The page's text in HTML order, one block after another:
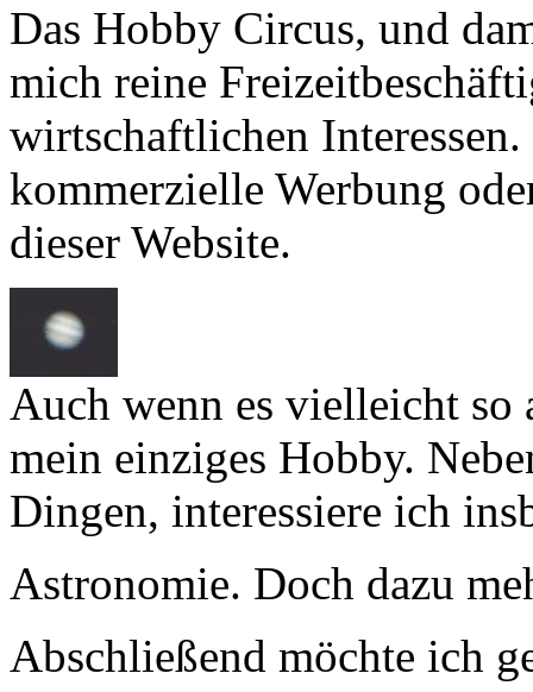
Das Hobby Circus, und
mich reine
wirtschaftlichen
kommerzielle Werbung
dieser Website.
Auch wenn es vielleicht so
mein einziges Hobby.
Dingen, interessiere ich
Astronomie. Doch dazu
Abschließend möchte ich